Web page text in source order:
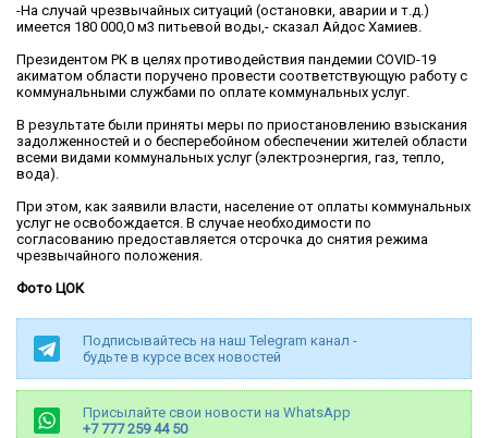
-На случай чрезвычайных ситуаций (остановки, аварии и т.д.)
имеется 180 000,0 м3 питьевой воды,- сказал Айдос Хамиев.
Президентом РК в целях противодействия пандемии COVID-19
акиматом области поручено провести соответствующую работу с
коммунальными службами по оплате коммунальных услуг.
В результате были приняты меры по приостановлению взыскания
задолженностей и о бесперебойном обеспечении жителей области
всеми видами коммунальных услуг (электроэнергия, газ, тепло,
вода).
При этом, как заявили власти, население от оплаты коммунальных
услуг не освобождается. В случае необходимости по
согласованию предоставляется отсрочка до снятия режима
чрезвычайного положения.
Фото ЦОК
Подписывайтесь на наш Telegram канал -
будьте в курсе всех новостей
Присылайте свои новости на WhatsApp
+7 777 259 44 50